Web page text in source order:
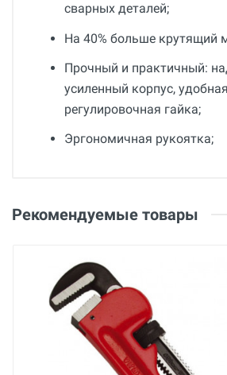
сварных деталей;
На 40% больше крутящий
Прочный и практичный:
усиленный корпус, удобная
регулировочная гайка;
Эргономичная рукоятка;
12 месяцев
2.4 кг
Страна производства
Испания
Оценка
Ваше имя
Рекомендуемые товары